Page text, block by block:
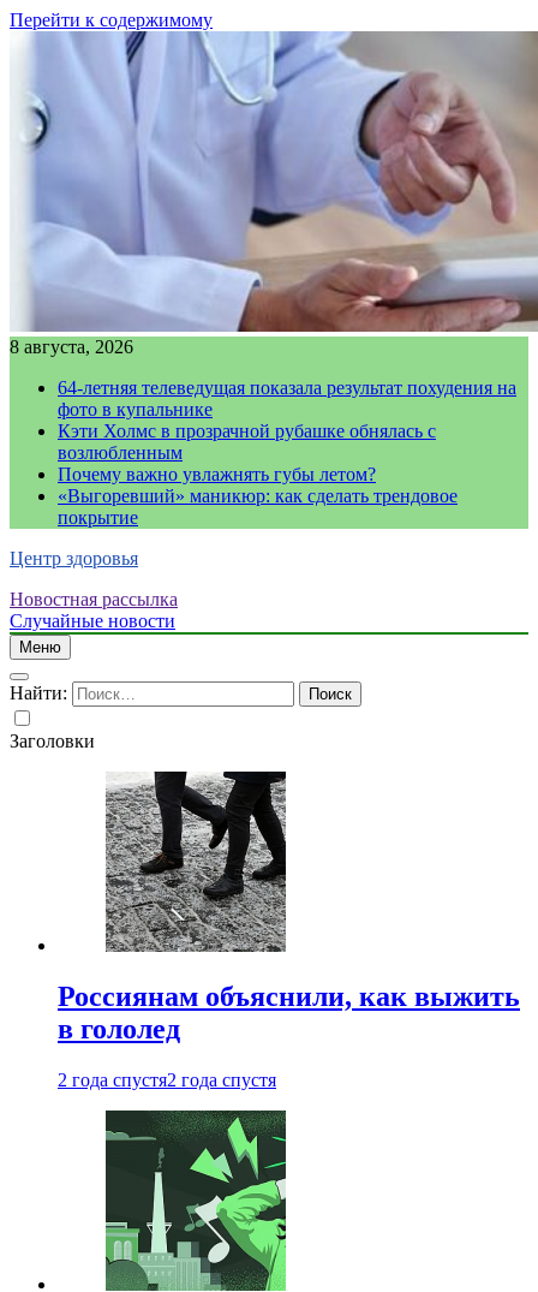
Перейти к содержимому
8 августа, 2026
64-летняя телеведущая показала результат похудения на
фото в купальнике
Кэти Холмс в прозрачной рубашке обнялась с
возлюбленным
Почему важно увлажнять губы летом?
«Выгоревший» маникюр: как сделать трендовое
покрытие
Центр здоровья
Новостная рассылка
Случайные новости
Меню
Найти:
Заголовки
Россиянам объяснили, как выжить
в гололед
2 года спустя2 года спустя